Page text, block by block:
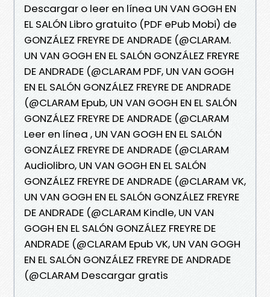
Descargar o leer en línea UN VAN GOGH EN
EL SALÓN Libro gratuito (PDF ePub Mobi) de
GONZÁLEZ FREYRE DE ANDRADE (@CLARAM.
UN VAN GOGH EN EL SALÓN GONZÁLEZ FREYRE
DE ANDRADE (@CLARAM PDF, UN VAN GOGH
EN EL SALÓN GONZÁLEZ FREYRE DE ANDRADE
(@CLARAM Epub, UN VAN GOGH EN EL SALÓN
GONZÁLEZ FREYRE DE ANDRADE (@CLARAM
Leer en línea , UN VAN GOGH EN EL SALÓN
GONZÁLEZ FREYRE DE ANDRADE (@CLARAM
Audiolibro, UN VAN GOGH EN EL SALÓN
GONZÁLEZ FREYRE DE ANDRADE (@CLARAM VK,
UN VAN GOGH EN EL SALÓN GONZÁLEZ FREYRE
DE ANDRADE (@CLARAM Kindle, UN VAN
GOGH EN EL SALÓN GONZÁLEZ FREYRE DE
ANDRADE (@CLARAM Epub VK, UN VAN GOGH
EN EL SALÓN GONZÁLEZ FREYRE DE ANDRADE
(@CLARAM Descargar gratis